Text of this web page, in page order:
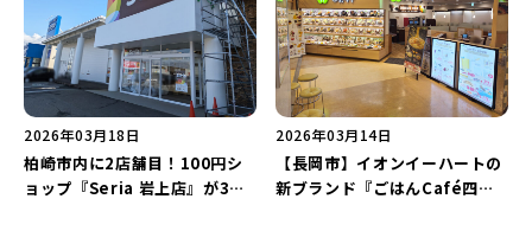
2026年03月18日
柏崎市内に2店舗目！100円シ
ョップ『Seria 岩上店』が3月
2026年03月14日
【長岡市】イオンイーハートの
新ブランド『ごはんCafé四六